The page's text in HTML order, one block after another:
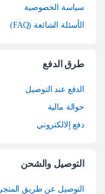
سياسة الخصوصية
الأسئلة الشائعة (FAQ)
طرق الدفع
الدفع عند التوصيل
حوالة مالية
دفع إلالكتروني
التوصيل والشحن
التوصيل عن طريق المتجر